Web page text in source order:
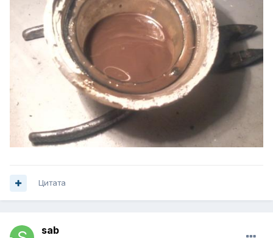
Цитата
sab